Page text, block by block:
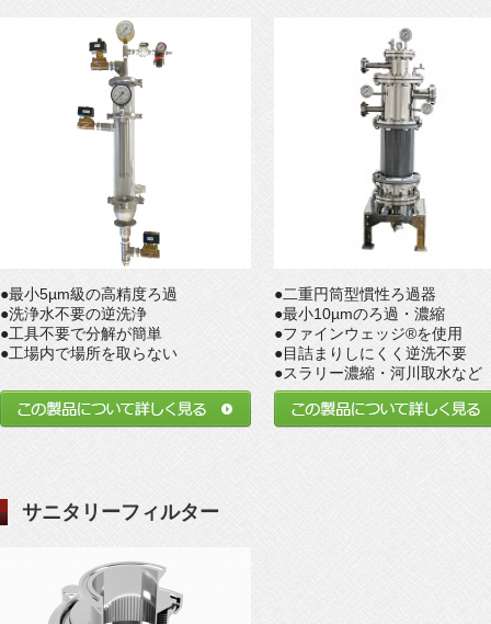
●最小5µm級の高精度ろ過
●洗浄水不要の逆洗浄
●工具不要で分解が簡単
●工場内で場所を取らない
●二重円筒型慣性ろ過器
●最小10µmのろ過・濃縮
●ファインウェッジ®を使用
●目詰まりしにくく逆洗不要
●スラリー濃縮・河川取水など
サニタリーフィルター